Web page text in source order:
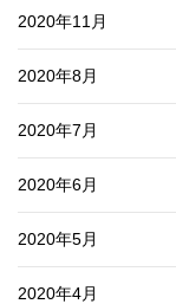
2020年11月
2020年8月
2020年7月
2020年6月
2020年5月
2020年4月